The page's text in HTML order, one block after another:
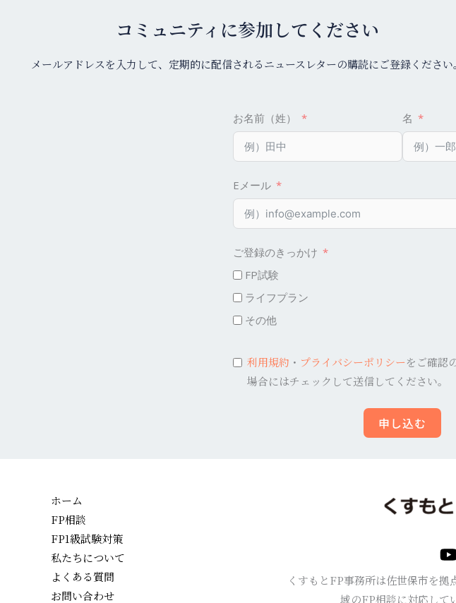
コミュニティに参加してください
メールアドレスを入力して、定期的に配信されるニュースレターの購読にご登録ください。
お名前（姓） 名
Eメール
ご登録のきっかけ
FP試験
ライフプラン
その他
利用規約 ・ プライバシーポリシーをご確認
場合にはチェックして送信してください。
申し込む
ホーム
FP相談
FP1級試験対策
私たちについて
よくある質問
お問い合わせ
くすもとFP事務所は佐世保市を
域のFP相談に対応して